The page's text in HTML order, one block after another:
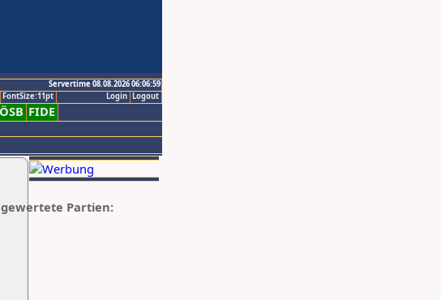
Servertime 08.08.2026 06:06:59
Logout
Login
FontSize:11pt
ÖSB FIDE
gewertete Partien: